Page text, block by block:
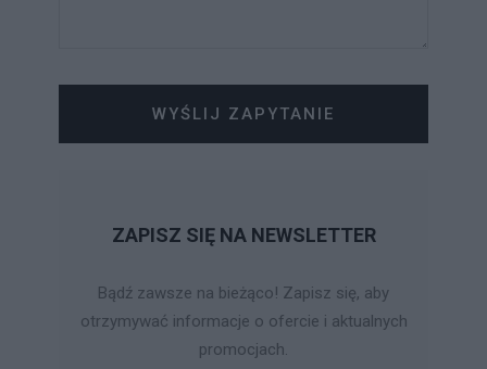
WYŚLIJ ZAPYTANIE
ZAPISZ SIĘ NA NEWSLETTER
Bądź zawsze na bieżąco! Zapisz się, aby
otrzymywać informacje o ofercie i aktualnych
promocjach.